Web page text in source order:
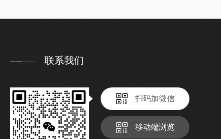
联系我们
扫码加微信
移动端浏览